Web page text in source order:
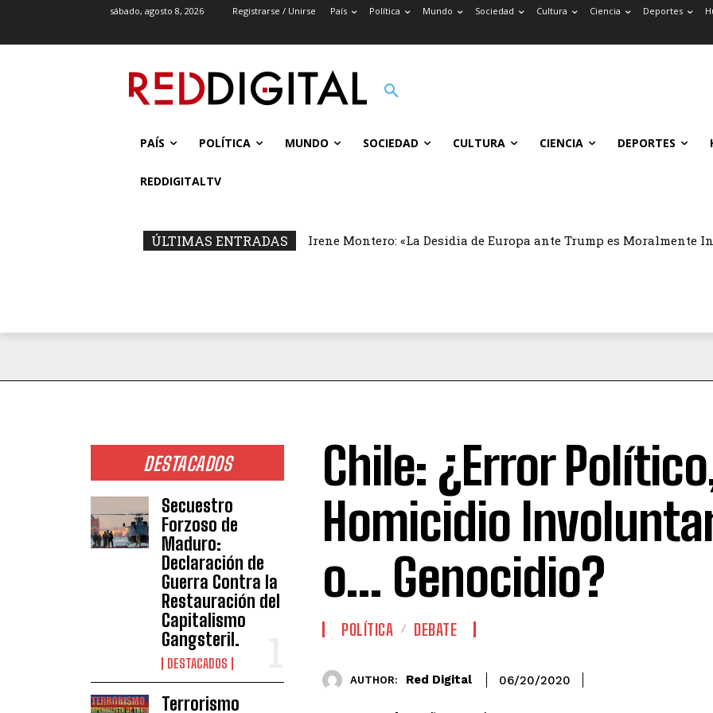
sábado, agosto 8, 2026 Registrarse / Unirse País Política Mundo Sociedad Cultura Ciencia Deportes
PAÍS POLÍTICA MUNDO SOCIEDAD CULTURA CIENCIA DEPORTES
REDDIGITALTV
ÚLTIMAS ENTRADAS Irene Montero: «La Desidia de Europa ante Trump es Moralmente
DESTACADOS
Secuestro
Forzoso de
Maduro:
Declaración de
Guerra Contra la
Restauración del
Capitalismo
Gangsteril.
DESTACADOS
Terrorismo
Chile: ¿Error
Homicidio
o… Genocidio?
POLÍTICA DEBATE
AUTHOR: Red Digital 06/20/2020